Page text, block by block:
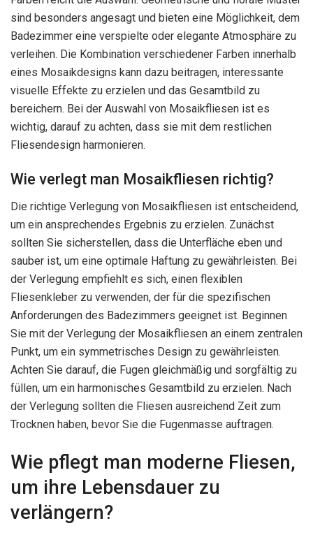
sind besonders angesagt und bieten eine Möglichkeit, dem
Badezimmer eine verspielte oder elegante Atmosphäre zu
verleihen. Die Kombination verschiedener Farben innerhalb
eines Mosaikdesigns kann dazu beitragen, interessante
visuelle Effekte zu erzielen und das Gesamtbild zu
bereichern. Bei der Auswahl von Mosaikfliesen ist es
wichtig, darauf zu achten, dass sie mit dem restlichen
Fliesendesign harmonieren.
Wie verlegt man Mosaikfliesen richtig?
Die richtige Verlegung von Mosaikfliesen ist entscheidend,
um ein ansprechendes Ergebnis zu erzielen. Zunächst
sollten Sie sicherstellen, dass die Unterfläche eben und
sauber ist, um eine optimale Haftung zu gewährleisten. Bei
der Verlegung empfiehlt es sich, einen flexiblen
Fliesenkleber zu verwenden, der für die spezifischen
Anforderungen des Badezimmers geeignet ist. Beginnen
Sie mit der Verlegung der Mosaikfliesen an einem zentralen
Punkt, um ein symmetrisches Design zu gewährleisten.
Achten Sie darauf, die Fugen gleichmäßig und sorgfältig zu
füllen, um ein harmonisches Gesamtbild zu erzielen. Nach
der Verlegung sollten die Fliesen ausreichend Zeit zum
Trocknen haben, bevor Sie die Fugenmasse auftragen.
Wie pflegt man moderne Fliesen,
um ihre Lebensdauer zu
verlängern?